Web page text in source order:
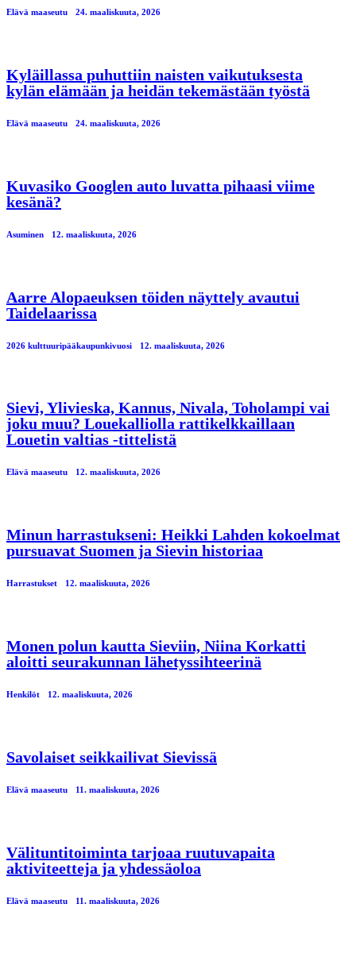
Elävä maaseutu 24. maaliskuuta, 2026
Kyläillassa puhuttiin naisten vaikutuksesta
kylän elämään ja heidän tekemästään työstä
Elävä maaseutu 24. maaliskuuta, 2026
Kuvasiko Googlen auto luvatta pihaasi viime
kesänä?
Asuminen 12. maaliskuuta, 2026
Aarre Alopaeuksen töiden näyttely avautui
Taidelaarissa
2026 kulttuuripääkaupunkivuosi 12. maaliskuuta, 2026
Sievi, Ylivieska, Kannus, Nivala, Toholampi vai
joku muu? Louekalliolla rattikelkkaillaan
Louetin valtias -tittelistä
Elävä maaseutu 12. maaliskuuta, 2026
Minun harrastukseni: Heikki Lahden kokoelmat
pursuavat Suomen ja Sievin historiaa
Harrastukset 12. maaliskuuta, 2026
Monen polun kautta Sieviin, Niina Korkatti
aloitti seurakunnan lähetyssihteerinä
Henkilöt 12. maaliskuuta, 2026
Savolaiset seikkailivat Sievissä
Elävä maaseutu 11. maaliskuuta, 2026
Välituntitoiminta tarjoaa ruutuvapaita
aktiviteetteja ja yhdessäoloa
Elävä maaseutu 11. maaliskuuta, 2026